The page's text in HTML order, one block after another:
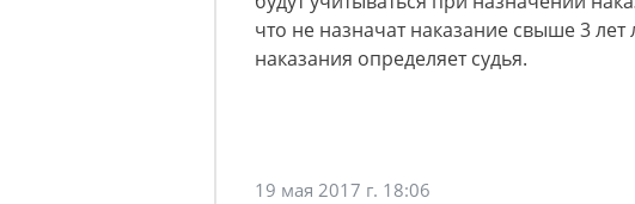
что не назначат наказание свыше 3
наказания определяет судья.
19 мая 2017 г. 18:06